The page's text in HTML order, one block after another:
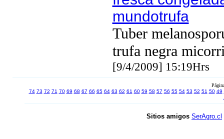
mundotrufa
Tuber
trufa negra
[9/4/2009] 15:19Hrs
74 73 72 71 70 69 68 67 66 65 64 63 62 61 60 59 58 57 56 55 54 53 52 51 50 49
Sitios amigos SerAgro.cl